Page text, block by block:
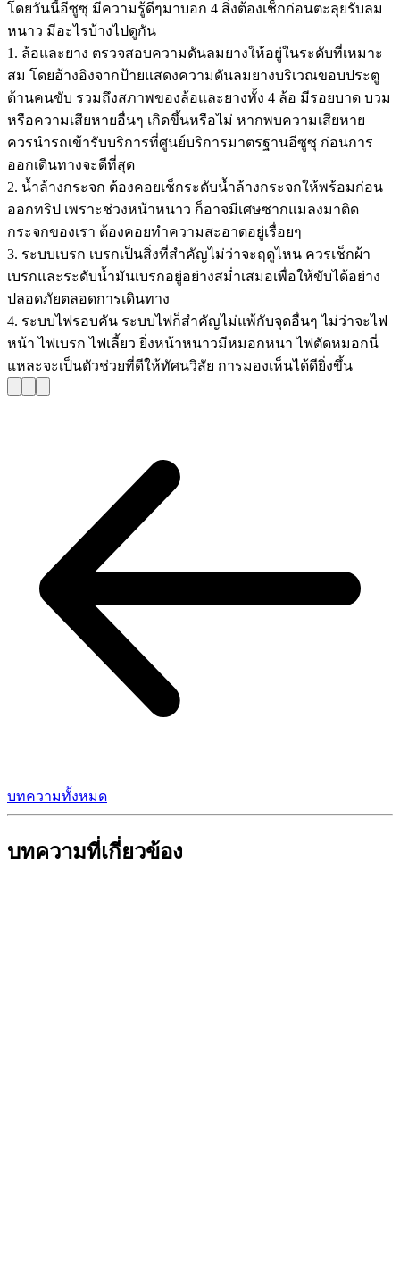
โดยวันนี้อีซูซุ มีความรู้ดีๆมาบอก 4 สิ่งต้องเช็กก่อนตะลุยรับลม
หนาว มีอะไรบ้างไปดูกัน
1. ล้อและยาง ตรวจสอบความดันลมยางให้อยู่ในระดับที่เหมาะ
สม โดยอ้างอิงจากป้ายแสดงความดันลมยางบริเวณขอบประตู
ด้านคนขับ รวมถึงสภาพของล้อและยางทั้ง 4 ล้อ มีรอยบาด บวม
หรือความเสียหายอื่นๆ เกิดขึ้นหรือไม่ หากพบความเสียหาย
ควรนำรถเข้ารับบริการที่ศูนย์บริการมาตรฐานอีซูซุ ก่อนการ
ออกเดินทางจะดีที่สุด
2. น้ำล้างกระจก ต้องคอยเช็กระดับน้ำล้างกระจกให้พร้อมก่อน
ออกทริป เพราะช่วงหน้าหนาว ก็อาจมีเศษซากแมลงมาติด
กระจกของเรา ต้องคอยทำความสะอาดอยู่เรื่อยๆ
3. ระบบเบรก เบรกเป็นสิ่งที่สำคัญไม่ว่าจะฤดูไหน ควรเช็กผ้า
เบรกและระดับน้ำมันเบรกอยู่อย่างสม่ำเสมอเพื่อให้ขับได้อย่าง
ปลอดภัยตลอดการเดินทาง
4. ระบบไฟรอบคัน ระบบไฟก็สำคัญไม่แพ้กับจุดอื่นๆ ไม่ว่าจะไฟ
หน้า ไฟเบรก ไฟเลี้ยว ยิ่งหน้าหนาวมีหมอกหนา ไฟตัดหมอกนี่
แหละจะเป็นตัวช่วยที่ดีให้ทัศนวิสัย การมองเห็นได้ดียิ่งขึ้น
บทความทั้งหมด
บทความที่เกี่ยวข้อง